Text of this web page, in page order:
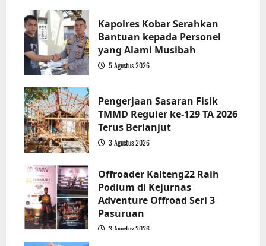
Kapolres Kobar Serahkan
Bantuan kepada Personel
yang Alami Musibah
5 Agustus 2026
Pengerjaan Sasaran Fisik
TMMD Reguler ke-129 TA 2026
Terus Berlanjut
3 Agustus 2026
Offroader Kalteng22 Raih
Podium di Kejurnas
Adventure Offroad Seri 3
Pasuruan
3 Agustus 2026